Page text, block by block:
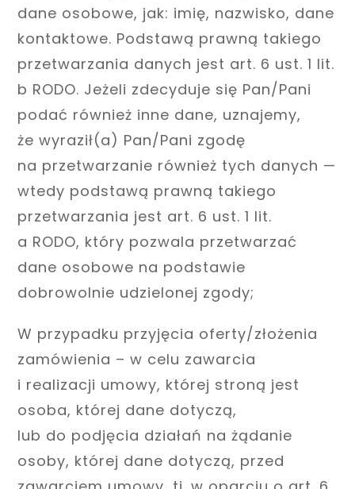
dane osobowe, jak: imię, nazwisko, dane
kontaktowe. Podstawą prawną takiego
przetwarzania danych jest art. 6 ust. 1 lit.
b RODO. Jeżeli zdecyduje się Pan/Pani
podać również inne dane, uznajemy,
że wyraził(a) Pan/Pani zgodę
na przetwarzanie również tych danych —
wtedy podstawą prawną takiego
przetwarzania jest art. 6 ust. 1 lit.
a RODO, który pozwala przetwarzać
dane osobowe na podstawie
dobrowolnie udzielonej zgody;
W przypadku przyjęcia oferty/złożenia
zamówienia – w celu zawarcia
i realizacji umowy, której stroną jest
osoba, której dane dotyczą,
lub do podjęcia działań na żądanie
osoby, której dane dotyczą, przed